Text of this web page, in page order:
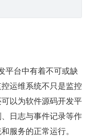
运维系统不只是监控
以为软件源码开发平
日志与事件记录等作
服务的正常运行。